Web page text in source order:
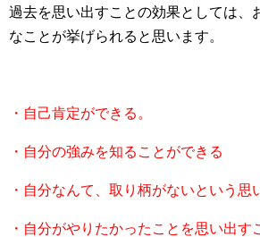
過去を思い出すことの効果としては、
なことが挙げられると思います。
・自己肯定ができる。
・自分の強みを知ることができる
・自分なんて、取り柄がないという思
・自分がやりたかったことを思い出す